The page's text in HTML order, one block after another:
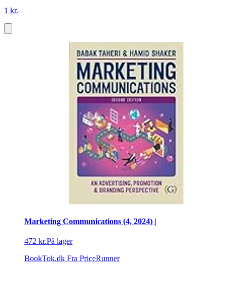
1 kr.
Marketing Communications (4, 2024) |
472 kr.På lager
BookTok.dk Fra PriceRunner